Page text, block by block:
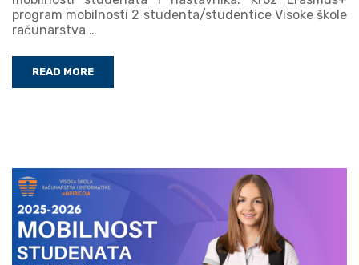
program mobilnosti 2 studenta/studentice Visoke škole
računarstva …
READ MORE